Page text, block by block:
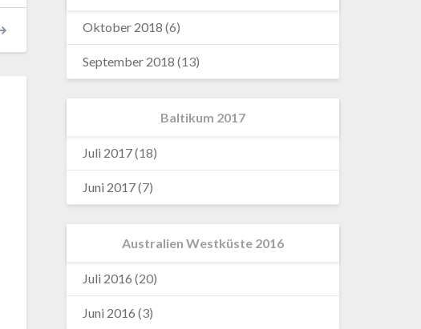
Oktober 2018 (6)
September 2018 (13)
Baltikum 2017
Juli 2017(18)
Juni 2017(7)
Australien Westküste 2016
Juli 2016 (20)
Juni 2016 (3)